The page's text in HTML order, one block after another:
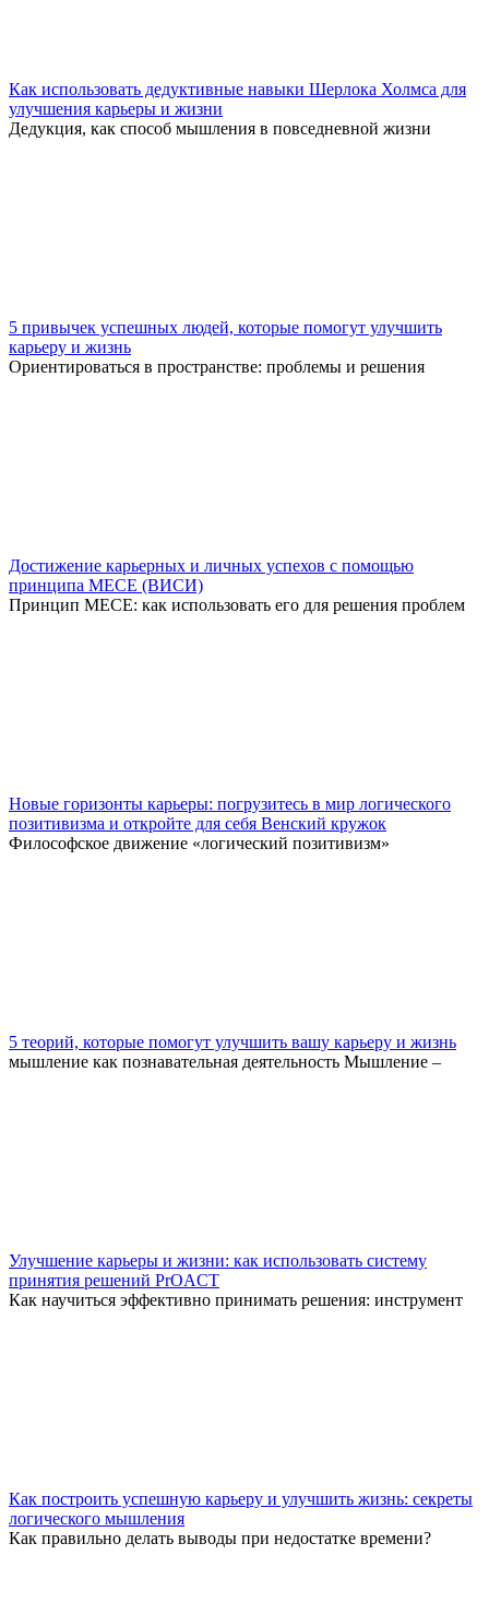
Как использовать дедуктивные навыки Шерлока Холмса для
улучшения карьеры и жизни
Дедукция, как способ мышления в повседневной жизни
5 привычек успешных людей, которые помогут улучшить
карьеру и жизнь
Ориентироваться в пространстве: проблемы и решения
Достижение карьерных и личных успехов с помощью
принципа MECE (ВИСИ)
Принцип MECE: как использовать его для решения проблем
Новые горизонты карьеры: погрузитесь в мир логического
позитивизма и откройте для себя Венский кружок
Философское движение «логический позитивизм»
5 теорий, которые помогут улучшить вашу карьеру и жизнь
мышление как познавательная деятельность Мышление –
Улучшение карьеры и жизни: как использовать систему
принятия решений PrOACT
Как научиться эффективно принимать решения: инструмент
Как построить успешную карьеру и улучшить жизнь: секреты
логического мышления
Как правильно делать выводы при недостатке времени?